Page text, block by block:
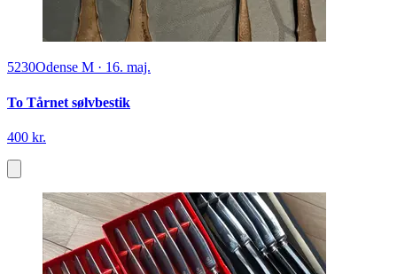
5230Odense M · 16. maj.
To Tårnet sølvbestik
400 kr.